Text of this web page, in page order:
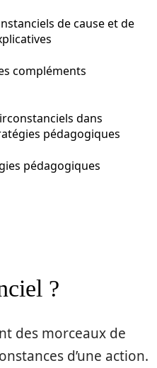
de cause et de
compléments
dans
pédagogiques
pédagogiques
?
des morceaux de
d’une action.